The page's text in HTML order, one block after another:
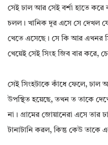
সেই ঢাল আর সেই বর্শা হাতে করে
চলল। খানিক দূর এসে সে দেখল
খেতে এসেছে। সে কি আর এখনর
খেয়েই সেই সিংহ জিব বার করে,
সেই সিংহটাকে কাঁধে ফেলে, ঢাল
উপস্থিত হয়েছে, তখন ত তাকে
না। গ্রামের জোয়ানেরা এসে
টানাটানি করল, কিন্তু কেউ তাকে